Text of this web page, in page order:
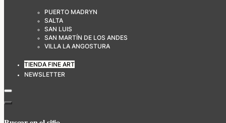
PUERTO MADRYN
SALTA
SAN LUIS
SAN MARTÍN DE LOS ANDES
VILLA LA ANGOSTURA
TIENDA FINE ART
NEWSLETTER